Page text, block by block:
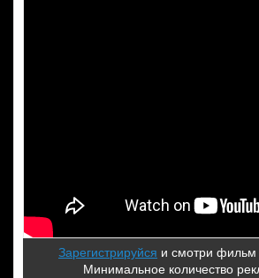
Зарегистрируйся и смотри фильм
Минимальное количество